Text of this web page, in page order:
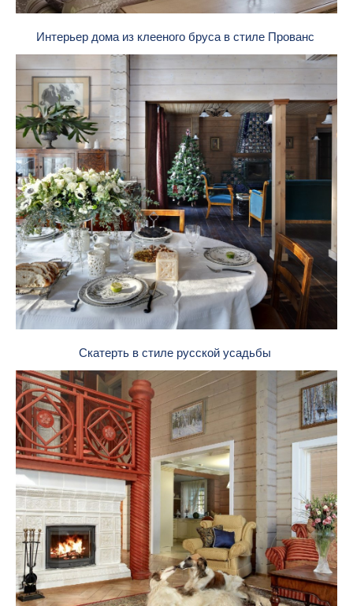
Интерьер дома из клееного бруса в стиле Прованс
Скатерть в стиле русской усадьбы